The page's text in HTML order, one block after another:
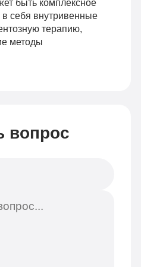
быть комплексное
себя внутривенные
терапию,
методы
вопрос